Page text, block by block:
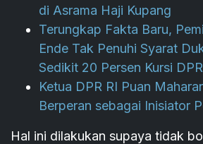
di Asrama Haji Kupang
Terungkap Fakta Baru,
Ende Tak Penuhi Syarat
Sedikit 20 Persen Kursi
Ketua DPR RI Puan
Berperan sebagai Inisiator
Hal ini dilakukan supaya tidak